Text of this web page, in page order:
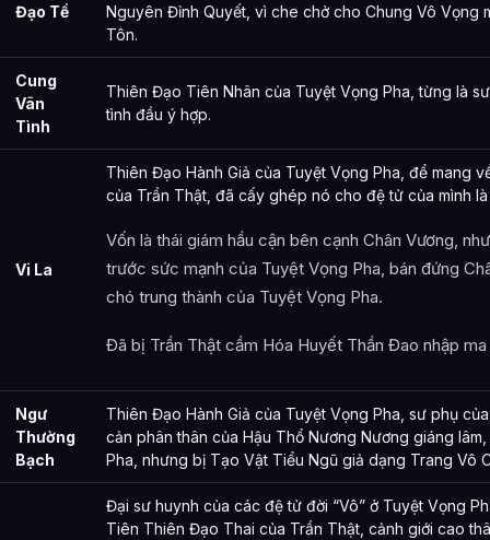
Đạo Tề
Nguyên Đỉnh Quyết, vì che chở cho Chung Vô Vọng
Tôn.
Cung
Vãn
Tình
Thiên Đạo Tiên Nhân của Tuyệt Vọng Pha, từng là
tình đầu ý hợp.
Vi La
Thiên Đạo Hành Giả của Tuyệt Vọng Pha, để mang
của Trần Thật, đã cấy ghép nó cho đệ tử của mình
Vốn là thái giám hầu cận bên cạnh Chân Vương,
trước sức mạnh của Tuyệt Vọng Pha, bán đứng
chó trung thành của Tuyệt Vọng Pha.
Đã bị Trần Thật cầm Hóa Huyết Thần Đao nhập
Ngư
Thường
Bạch
Thiên Đạo Hành Giả của Tuyệt Vọng Pha, sư phụ
cản phân thân của Hậu Thổ Nương Nương giáng
Pha, nhưng bị Tạo Vật Tiểu Ngũ giả dạng Trang Vô
Đại sư huynh của các đệ tử đời “Vô” ở Tuyệt Vọng
Tiên Thiên Đạo Thai của Trần Thật, cảnh giới cao